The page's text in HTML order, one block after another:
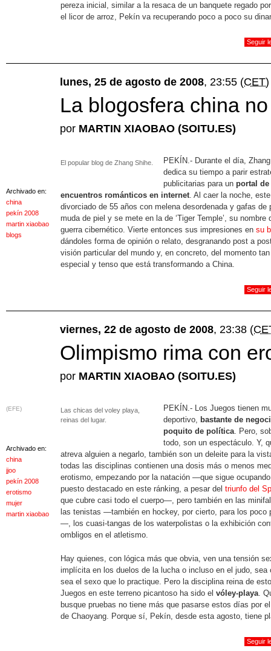
pereza inicial, similar a la resaca de un banquete regado
el licor de arroz, Pekín va recuperando poco a poco su
Seguir
lunes, 25 de agosto de 2008, 23:55 (CET)
La blogosfera china
por MARTIN XIAOBAO (SOITU.ES)
El popular blog de Zhang Shihe.
Archivado en:
china
pekín 2008
martin xiaobao
blogs
PEKÍN.- Durante el día,
dedica su tiempo a parir
publicitarias para un portal de
encuentros románticos en internet. Al caer la noche, este
divorciado de 55 años con melena desordenada y gafas de
muda de piel y se mete en la de ‘Tiger Temple’, su nombre
guerra cibernético. Vierte entonces sus impresiones en su
dándoles forma de opinión o relato, desgranando post a
visión particular del mundo y, en concreto, del momento tan
especial y tenso que está transformando a China.
Seguir
viernes, 22 de agosto de 2008, 23:38
Olimpismo rima con
por MARTIN XIAOBAO (SOITU.ES)
(EFE)
Las chicas del voley playa,
reinas del lugar.
Archivado en:
china
jjoo
pekín 2008
erotismo
mujer
martin xiaobao
PEKÍN.- Los Juegos tienen
deportivo, bastante de
poquito de política. Pero,
todo, son un espectáculo. Y,
atreva alguien a negarlo, también son un deleite para la
todas las disciplinas contienen una dosis más o menos
erotismo, empezando por la natación —que sigue
puesto destacado en este ránking, a pesar del triunfo del
que cubre casi todo el cuerpo—, pero también en las
las tenistas —también en hockey, por cierto, para los poco
—, los cuasi-tangas de los waterpolistas o la exhibición
ombligos en el atletismo.
Hay quienes, con lógica más que obvia, ven una tensión
implícita en los duelos de la lucha o incluso en el judo, sea
sea el sexo que lo practique. Pero la disciplina reina de
Juegos en este terreno picantoso ha sido el vóley-playa.
busque pruebas no tiene más que pasarse estos días por
de Chaoyang. Porque sí, Pekín, desde esta agosto, tiene
Seguir